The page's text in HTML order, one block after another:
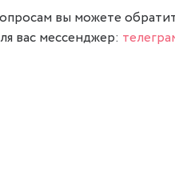
вы можете
вас мессенджер: